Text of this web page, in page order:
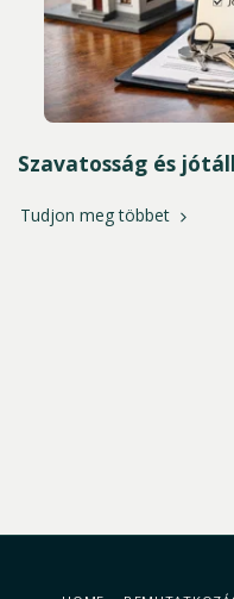
Szavatosság és
Tudjon meg többet